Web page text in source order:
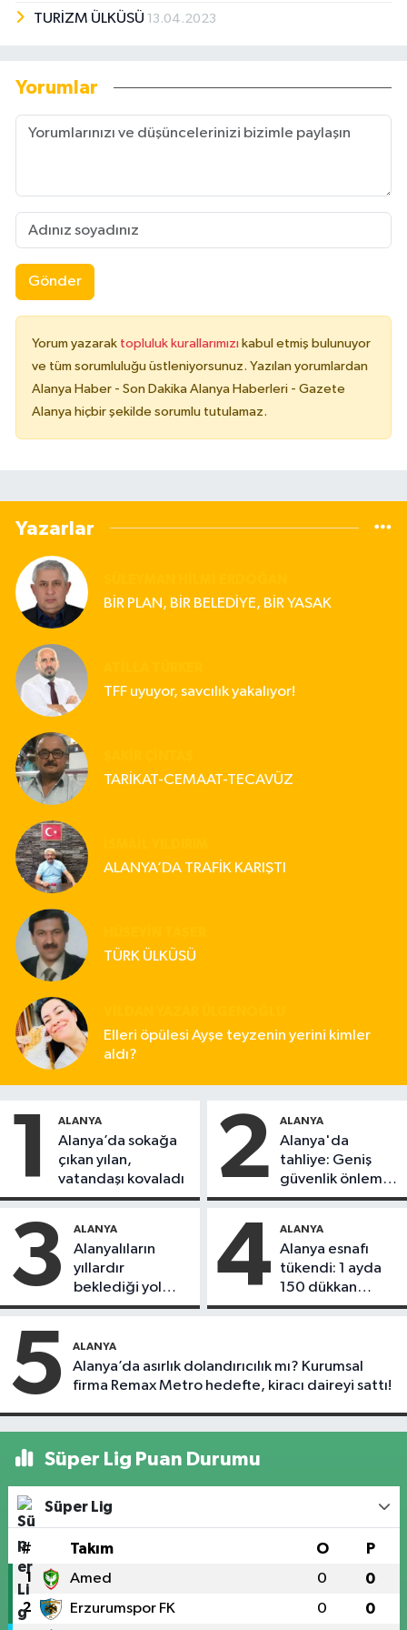
TURİZM ÜLKÜSÜ 13.04.2023
Yorumlar
Gönder
Yorum yazarak topluluk kurallarımızı kabul etmiş bulunuyor
ve tüm sorumluluğu üstleniyorsunuz. Yazılan yorumlardan
Alanya Haber - Son Dakika Alanya Haberleri - Gazete
Alanya hiçbir şekilde sorumlu tutulamaz.
Yazarlar
BİR PLAN, BİR BELEDİYE, BİR YASAK
TFF uyuyor, savcılık yakalıyor!
TARİKAT-CEMAAT-TECAVÜZ
ALANYA’DA TRAFİK KARIŞTI
TÜRK ÜLKÜSÜ
Elleri öpülesi Ayşe teyzenin yerini kimler
aldı?
1 ALANYA
Alanya’da sokağa
çıkan yılan,
vatandaşı kovaladı
2 ALANYA
Alanya'da
tahliye: Geniş
güvenlik önlemi
alındı
3 ALANYA
Alanyalıların
yıllardır
beklediği yol
askıdan döndü
4 ALANYA
Alanya esnafı
tükendi: 1 ayda
150 dükkan
kapandı
5 ALANYA
Alanya’da asırlık dolandırıcılık mı? Kurumsal
firma Remax Metro hedefte, kiracı daireyi sattı!
Süper Lig Puan Durumu
Süper Lig
# Takım O P
1 Amed 0 0
2 Erzurumspor FK 0 0